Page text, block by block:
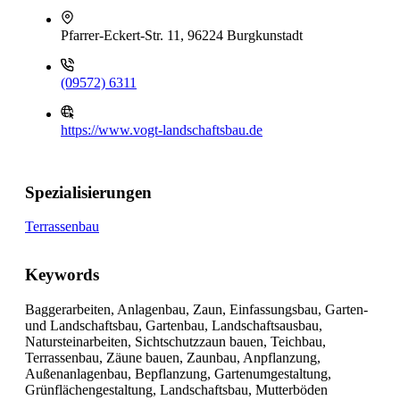
Pfarrer-Eckert-Str. 11, 96224 Burgkunstadt
(09572) 6311
https://www.vogt-landschaftsbau.de
Spezialisierungen
Terrassenbau
Keywords
Baggerarbeiten, Anlagenbau, Zaun, Einfassungsbau, Garten-
und Landschaftsbau, Gartenbau, Landschaftsausbau,
Natursteinarbeiten, Sichtschutzzaun bauen, Teichbau,
Terrassenbau, Zäune bauen, Zaunbau, Anpflanzung,
Außenanlagenbau, Bepflanzung, Gartenumgestaltung,
Grünflächengestaltung, Landschaftsbau, Mutterböden